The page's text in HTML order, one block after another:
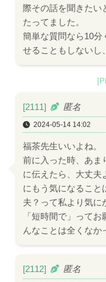
際その話を聞きたい
たってました。
簡単な質問なら10
せることもしないし
[2111] 匿名
2024-05-14 14:02
福茶先生いいよね。
前に入った時、あま
に伝えたら、大丈夫
にもう気になること
夫？って私より気に
「短時間で」って
んなことは全くなか
[2112] 匿名